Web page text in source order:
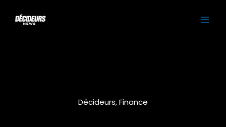
Décideurs,Finance